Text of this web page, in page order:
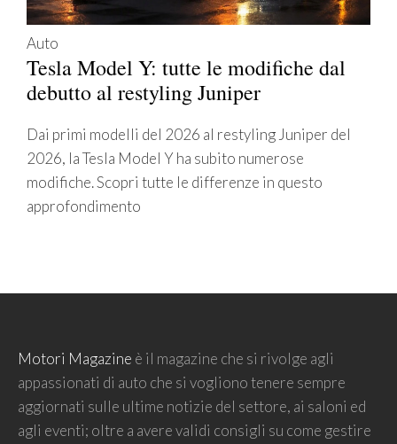
Auto
Tesla Model Y: tutte le modifiche dal
debutto al restyling Juniper
Dai primi modelli del 2026 al restyling Juniper del
2026, la Tesla Model Y ha subito numerose
modifiche. Scopri tutte le differenze in questo
approfondimento
Motori Magazine è il magazine che si rivolge agli
appassionati di auto che si vogliono tenere sempre
aggiornati sulle ultime notizie del settore, ai saloni ed
agli eventi; oltre a avere validi consigli su come gestire